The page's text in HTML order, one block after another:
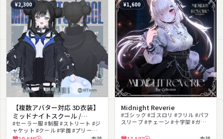
¥2,300
【複数アバター対応 3D衣装】
ミッドナイトスクール /
MIDNIGHT SCHOOL
#セーラー服 #制服 #ストリート #ジ
ャケット #クール #学園 #プリーツ
スカート #ニーハイ #ハーネス #ガ
¥1,600
Midnight Reverie
#ゴシック #ゴスロリ #フリル #パフ
スリーブ #チェーン #十字架 #ガー
#ロリータ